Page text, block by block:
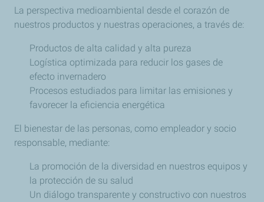
La perspectiva medioambiental desde el corazón de
nuestros productos y nuestras operaciones, a través de:
Productos de alta calidad y alta pureza
Logística optimizada para reducir los gases de
efecto invernadero
Procesos estudiados para limitar las emisiones y
favorecer la eficiencia energética
El bienestar de las personas, como empleador y socio
responsable, mediante:
La promoción de la diversidad en nuestros equipos y
la protección de su salud
Un diálogo transparente y constructivo con nuestros